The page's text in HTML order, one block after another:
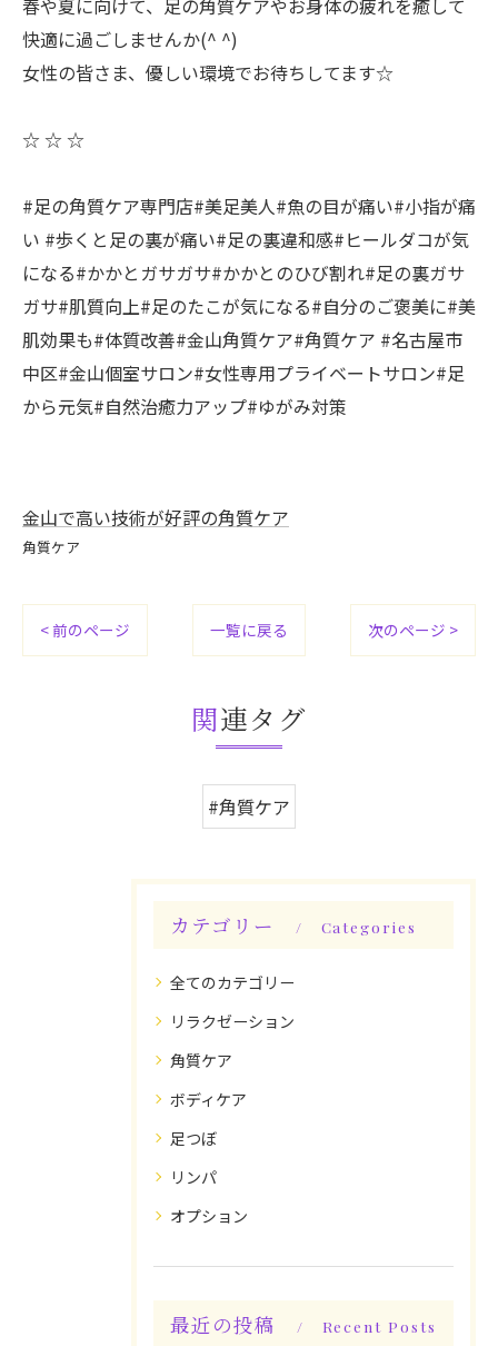
春や夏に向けて、足の角質ケアやお身体の疲れを癒して
快適に過ごしませんか(^ ^)
女性の皆さま、優しい環境でお待ちしてます☆
☆ ☆ ☆
#足の角質ケア専門店#美足美人#魚の目が痛い#小指が痛
い #歩くと足の裏が痛い#足の裏違和感#ヒールダコが気
になる#かかとガサガサ#かかとのひび割れ#足の裏ガサ
ガサ#肌質向上#足のたこが気になる#自分のご褒美に#美
肌効果も#体質改善#金山角質ケア#角質ケア #名古屋市
中区#金山個室サロン#女性専用プライベートサロン#足
から元気#自然治癒力アップ#ゆがみ対策
金山で高い技術が好評の角質ケア
角質ケア
< 前のページ 一覧に戻る 次のページ >
関連タグ
#角質ケア
カテゴリー Categories
全てのカテゴリー
リラクゼーション
角質ケア
ボディケア
足つぼ
リンパ
オプション
最近の投稿 Recent Posts